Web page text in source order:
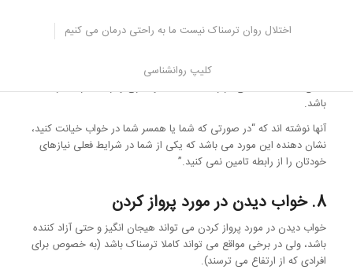
اختلال روان ترسناک نیست ما به راحتی درمان می کنیم
کلیپ روانشناسی
های مربوط به واقعیت را آزمون می کنید”.
برای خواب ، بیان کرده اند که چنین خوابهایی در مورد خیانت می تواند
نشان دهنده مشکلاتی در رابطه با اعتماد، وفاداری و ارتباط در یک رابطه
باشد.
آنها نوشته اند که “در صورتی که شما یا همسر شما در خواب خیانت کنید،
نشان دهنده این مورد می باشد که یکی از شما در شرایط فعلی نیازهای
خودتان را از رابطه تامین نمی کنید.”
8. خواب دیدن در مورد پرواز کردن
خواب دیدن در مورد پرواز کردن می تواند هیجان انگیز و حتی آزاد کننده
باشد، ولی در برخی مواقع می تواند کاملا ترسناک باشد (به خصوص برای
افرادی که از ارتفاع می ترسند).